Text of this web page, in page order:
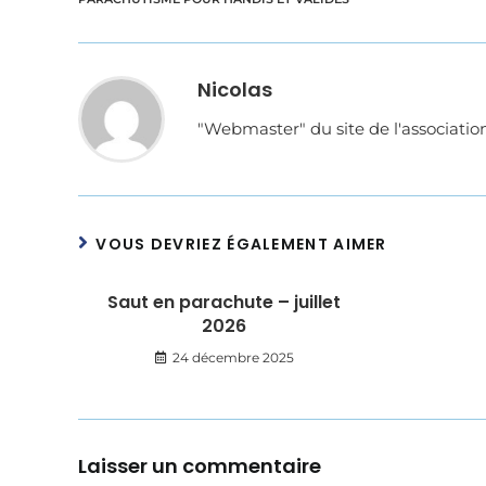
Nicolas
"Webmaster" du site de
VOUS DEVRIEZ ÉGALEMENT AIMER
Saut en parachute – juillet
2026
24 décembre 2025
Laisser un commentaire